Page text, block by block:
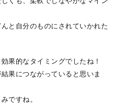
と自分のものにされていかれた
果的なタイミングでしたね！
果につながっていると思いま
ですね。